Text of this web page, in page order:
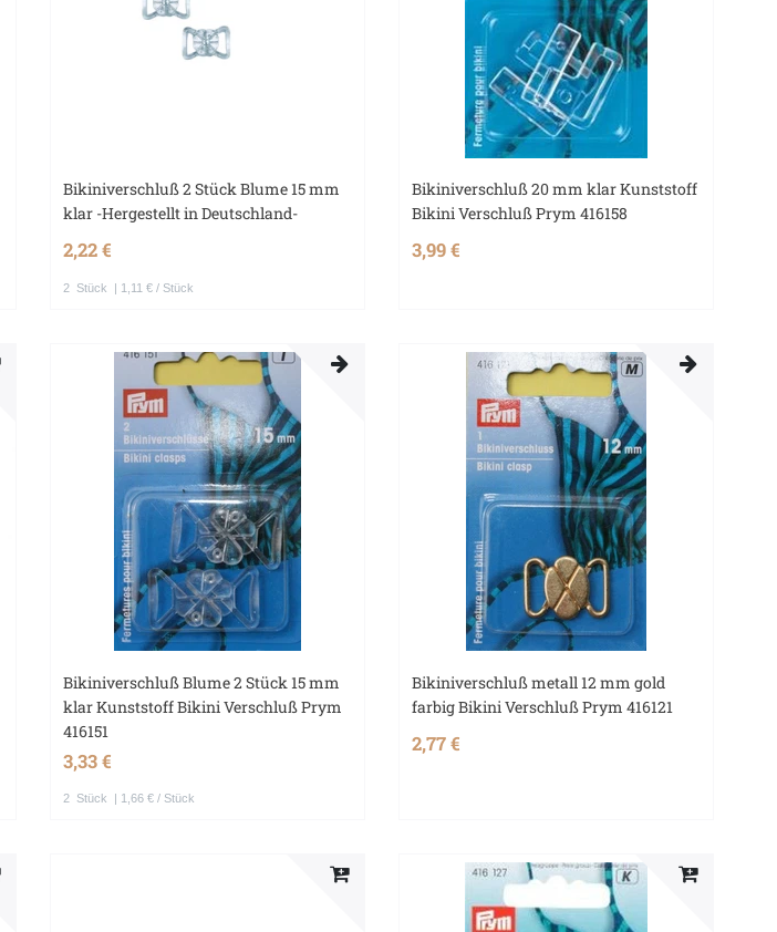
Bikiniverschluß 2 Stück Blume 15 mm
klar -Hergestellt in Deutschland-
2,22 €
2 Stück | 1,11 € / Stück
Bikiniverschluß 20 mm klar Kunststoff
Bikini Verschluß Prym 416158
3,99 €
Bikiniverschluß Blume 2 Stück 15 mm
klar Kunststoff Bikini Verschluß Prym
416151
3,33 €
2 Stück | 1,66 € / Stück
Bikiniverschluß metall 12 mm gold
farbig Bikini Verschluß Prym 416121
2,77 €